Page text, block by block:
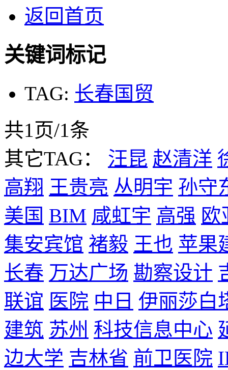
返回首页
关键词标记
TAG: 长春国贸
共1页/1条
其它TAG： 汪昆 赵清洋
高翔 王贵亮 丛明宇 孙守
美国 BIM 咸虹宇 高强 欧
集安宾馆 褚毅 王也 苹果
长春 万达广场 勘察设计
联谊 医院 中日 伊丽莎白
建筑 苏州 科技信息中心
边大学 吉林省 前卫医院